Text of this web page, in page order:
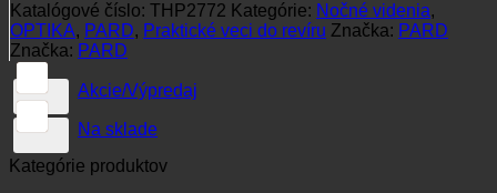
Katalógové číslo: THP2772 Kategórie: Nočné videnia,
OPTIKA, PARD, Praktické veci do revíru Značka: PARD
Značka: PARD
Akcie/Výpredaj
Na sklade
Kategórie produktov